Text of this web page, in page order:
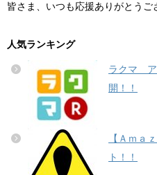
皆さま、いつも応援ありがとうご
人気ランキング
ラクマ ア
開！！
【Ａｍａ
ト！！